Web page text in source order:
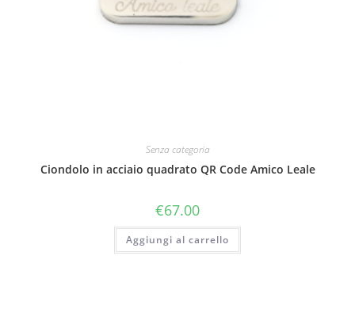
Senza categoria
Ciondolo in acciaio quadrato QR Code Amico Leale
€67.00
Aggiungi al carrello